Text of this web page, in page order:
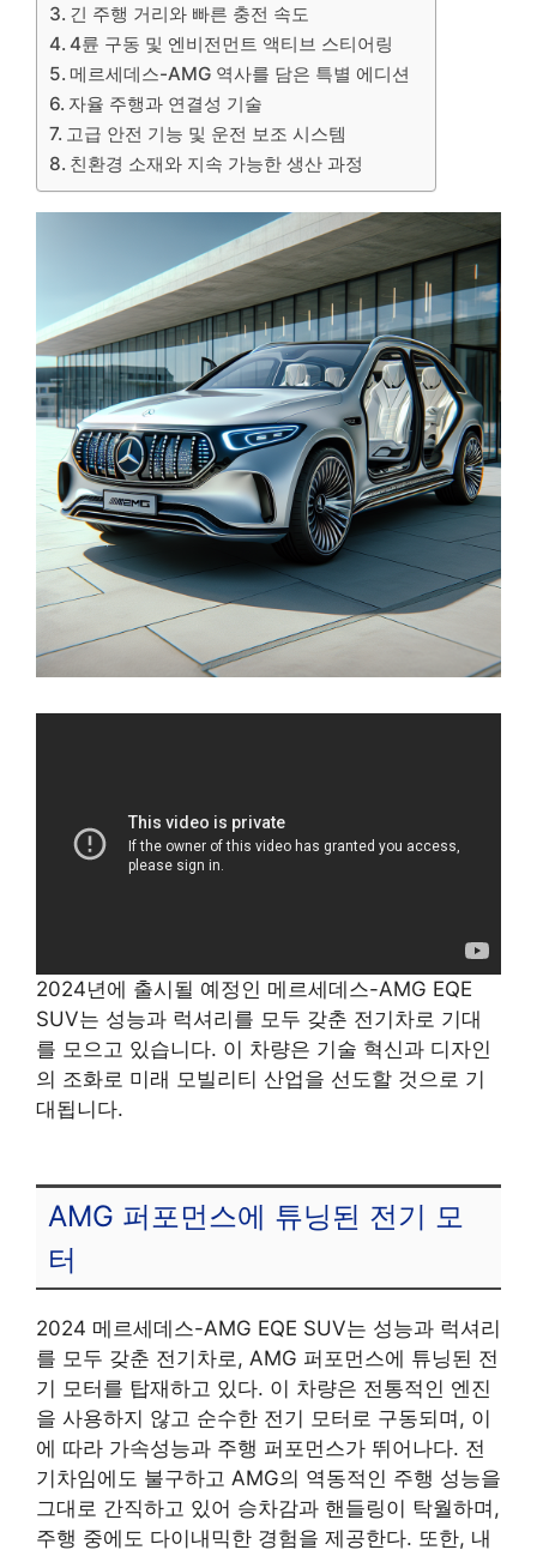
긴 주행 거리와 빠른 충전 속도
4륜 구동 및 엔비전먼트 액티브 스티어링
메르세데스-AMG 역사를 담은 특별 에디션
자율 주행과 연결성 기술
고급 안전 기능 및 운전 보조 시스템
친환경 소재와 지속 가능한 생산 과정
2024년에 출시될 예정인 메르세데스-AMG EQE
SUV는 성능과 럭셔리를 모두 갖춘 전기차로 기대
를 모으고 있습니다. 이 차량은 기술 혁신과 디자인
의 조화로 미래 모빌리티 산업을 선도할 것으로 기
대됩니다.
AMG 퍼포먼스에 튜닝된 전기 모
터
2024 메르세데스-AMG EQE SUV는 성능과 럭셔리
를 모두 갖춘 전기차로, AMG 퍼포먼스에 튜닝된 전
기 모터를 탑재하고 있다. 이 차량은 전통적인 엔진
을 사용하지 않고 순수한 전기 모터로 구동되며, 이
에 따라 가속성능과 주행 퍼포먼스가 뛰어나다. 전
기차임에도 불구하고 AMG의 역동적인 주행 성능을
그대로 간직하고 있어 승차감과 핸들링이 탁월하며,
주행 중에도 다이내믹한 경험을 제공한다. 또한, 내